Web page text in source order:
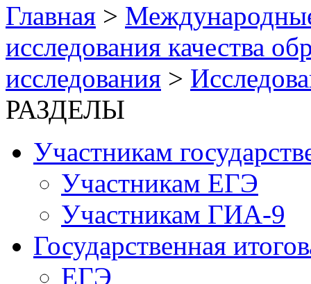
Главная >
исследования качества
исследования >
РАЗДЕЛЫ
Участникам
Участникам ЕГЭ
Участникам ГИА-9
Государственная
ЕГЭ